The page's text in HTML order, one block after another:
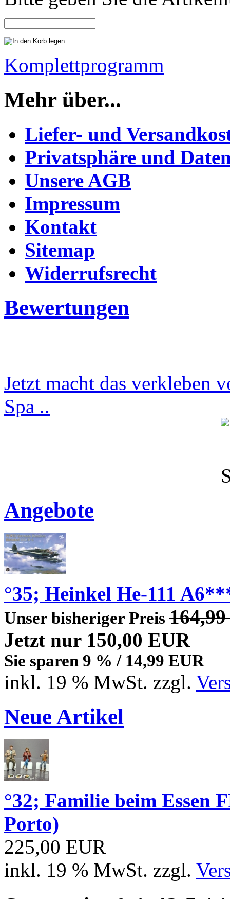
Komplettprogramm
Mehr über...
Liefer- und
Privatsphäre und
Unsere AGB
Impressum
Kontakt
Sitemap
Widerrufsrecht
Bewertungen
Jetzt macht das verkleben
Spa ..
Angebote
°35; Heinkel He-111
Unser bisheriger Preis
Jetzt nur 150,00 EUR
Sie sparen 9 % / 14,99 EUR
inkl. 19 % MwSt. zzgl.
Neue Artikel
°32; Familie beim Essen
Porto)
225,00 EUR
inkl. 19 % MwSt. zzgl.